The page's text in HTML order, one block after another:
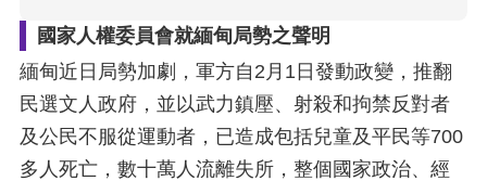
國家人權委員會就緬甸局勢之聲明
緬甸近日局勢加劇，軍方自2月1日發動政變，推翻
民選文人政府，並以武力鎮壓、射殺和拘禁反對者
及公民不服從運動者，已造成包括兒童及平民等700
多人死亡，數十萬人流離失所，整個國家政治、經